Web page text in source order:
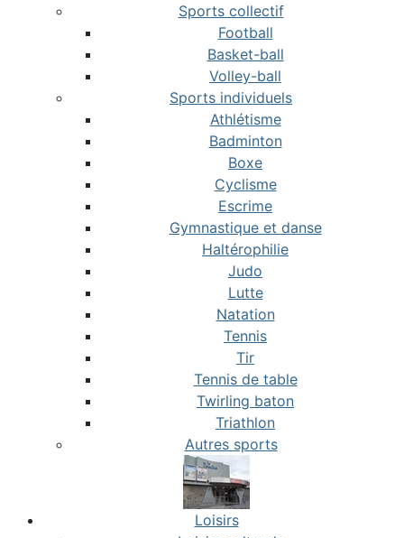
Sports collectif
Football
Basket-ball
Volley-ball
Sports individuels
Athlétisme
Badminton
Boxe
Cyclisme
Escrime
Gymnastique et danse
Haltérophilie
Judo
Lutte
Natation
Tennis
Tir
Tennis de table
Twirling baton
Triathlon
Autres sports
Loisirs